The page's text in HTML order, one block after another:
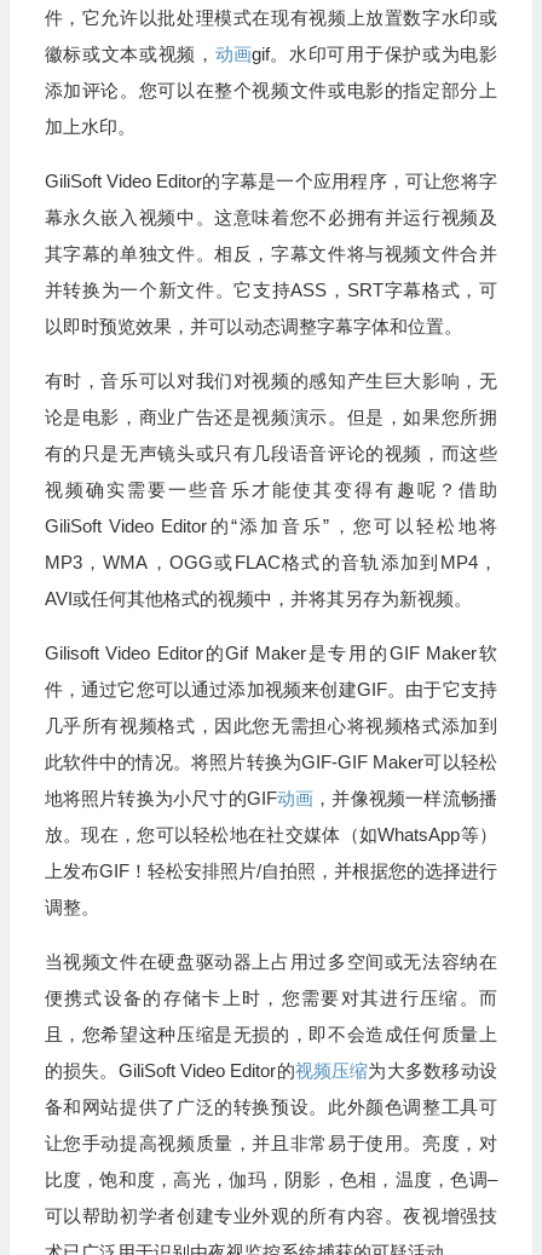
件，它允许以批处理模式在现有视频上放置数字水印或
徽标或文本或视频， 动画gif。水印可用于保护或为电影
添加评论。您可以在整个视频文件或电影的指定部分上
加上水印。
GiliSoft Video Editor的字幕是一个应用程序，可让您将字
幕永久嵌入视频中。这意味着您不必拥有并运行视频及
其字幕的单独文件。相反，字幕文件将与视频文件合并
并转换为一个新文件。它支持ASS，SRT字幕格式，可
以即时预览效果，并可以动态调整字幕字体和位置。
有时，音乐可以对我们对视频的感知产生巨大影响，无
论是电影，商业广告还是视频演示。但是，如果您所拥
有的只是无声镜头或只有几段语音评论的视频，而这些
视频确实需要一些音乐才能使其变得有趣呢？借助
GiliSoft Video Editor的“添加音乐”，您可以轻松地将
MP3，WMA，OGG或FLAC格式的音轨添加到MP4，
AVI或任何其他格式的视频中，并将其另存为新视频。
Gilisoft Video Editor的Gif Maker是专用的GIF Maker软
件，通过它您可以通过添加视频来创建GIF。由于它支持
几乎所有视频格式，因此您无需担心将视频格式添加到
此软件中的情况。将照片转换为GIF-GIF Maker可以轻松
地将照片转换为小尺寸的GIF动画，并像视频一样流畅播
放。现在，您可以轻松地在社交媒体（如WhatsApp等）
上发布GIF！轻松安排照片/自拍照，并根据您的选择进行
调整。
当视频文件在硬盘驱动器上占用过多空间或无法容纳在
便携式设备的存储卡上时，您需要对其进行压缩。而
且，您希望这种压缩是无损的，即不会造成任何质量上
的损失。GiliSoft Video Editor的视频压缩为大多数移动设
备和网站提供了广泛的转换预设。此外颜色调整工具可
让您手动提高视频质量，并且非常易于使用。亮度，对
比度，饱和度，高光，伽玛，阴影，色相，温度，色调–
可以帮助初学者创建专业外观的所有内容。夜视增强技